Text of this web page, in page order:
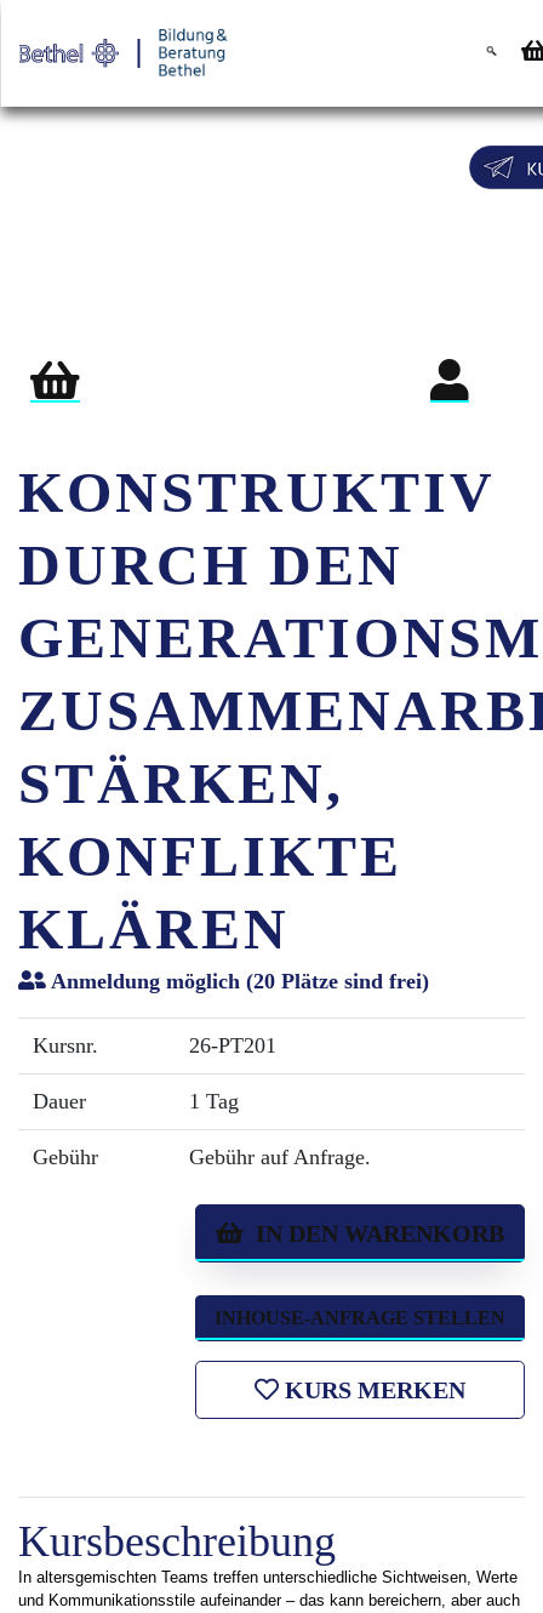
KONSTRUKTIV
DURCH DEN
STÄRKEN,
KONFLIKTE
KLÄREN
Anmeldung möglich (20 Plätze sind frei)
Kursnr. 26-PT201
Dauer 1 Tag
Gebühr Gebühr auf Anfrage.
IN DEN WARENKORB
INHOUSE-ANFRAGE STELLEN
KURS MERKEN
Kursbeschreibung
In altersgemischten Teams treffen unterschiedliche Sichtweisen, Werte
und Kommunikationsstile aufeinander – das kann bereichern, aber auch